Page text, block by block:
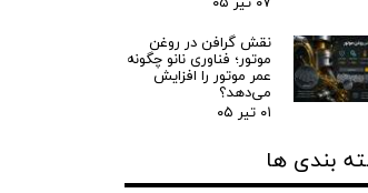
نقش گرافن در روغن
موتور؛ فناوری نانو چگونه
عمر موتور را افزایش
می‌دهد؟
۰۱ تیر ۰۵
بندی ها